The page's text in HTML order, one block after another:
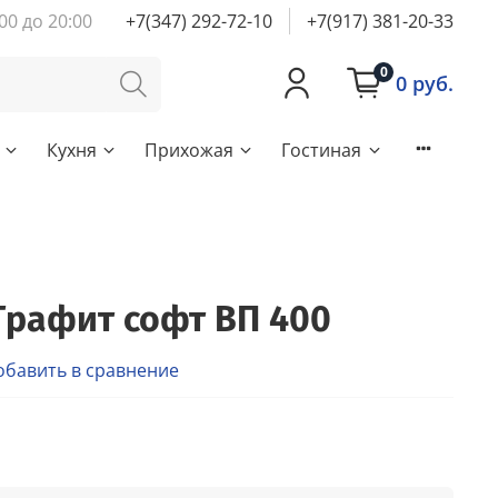
до 20:00 +7(347) 292-72-10 +7(917) 381-20-33
0 0 руб.
Кухня Прихожая Гостиная
софт ВП 400
в сравнение